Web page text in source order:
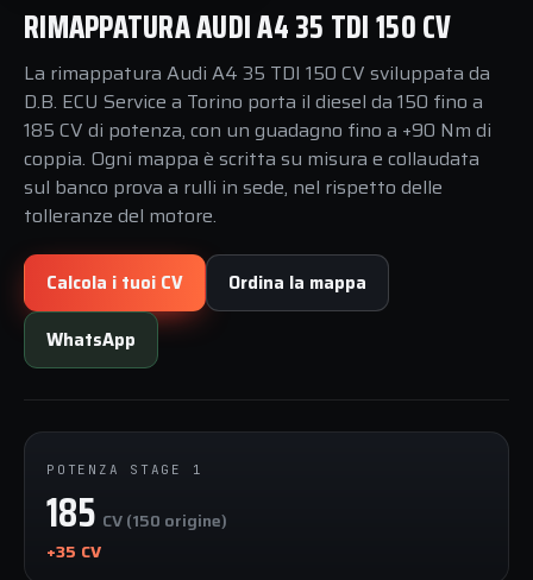
RIMAPPATURA AUDI A4 35 TDI 150 CV
La rimappatura Audi A4 35 TDI 150 CV sviluppata da
D.B. ECU Service a Torino porta il diesel da 150 fino a
185 CV di potenza, con un guadagno fino a +90 Nm di
coppia. Ogni mappa è scritta su misura e collaudata
sul banco prova a rulli in sede, nel rispetto delle
tolleranze del motore.
Calcola i tuoi CV Ordina la mappa
WhatsApp
POTENZA STAGE 1
185 CV (150 origine)
+35 CV